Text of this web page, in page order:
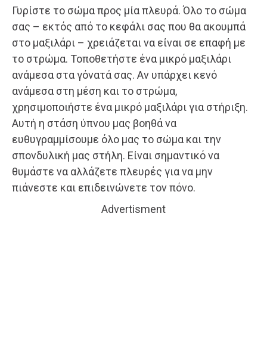
Γυρίστε το σώμα προς μία πλευρά. Όλο το σώμα
σας – εκτός από το κεφάλι σας που θα ακουμπά
στο μαξιλάρι – χρειάζεται να είναι σε επαφή με
το στρώμα. Τοποθετήστε ένα μικρό μαξιλάρι
ανάμεσα στα γόνατά σας. Αν υπάρχει κενό
ανάμεσα στη μέση και το στρώμα,
χρησιμοποιήστε ένα μικρό μαξιλάρι για στήριξη.
Αυτή η στάση ύπνου μας βοηθά να
ευθυγραμμίσουμε όλο μας το σώμα και την
σπονδυλική μας στήλη. Είναι σημαντικό να
θυμάστε να αλλάζετε πλευρές για να μην
πιάνεστε και επιδεινώνετε τον πόνο.
Advertisment